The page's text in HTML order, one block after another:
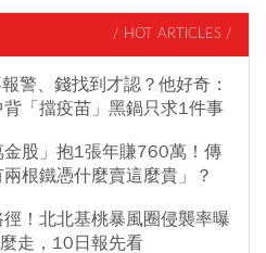
/ HOT ARTICLES /
警、錢找到才認？他好奇：
「擋疫苗」黑鍋只求1件事
股」抱1張年賺760萬！傳
根鐵憑什麼賣這麼貴」？
！北北基桃暴風圈侵襲率曝
走，10日報先看